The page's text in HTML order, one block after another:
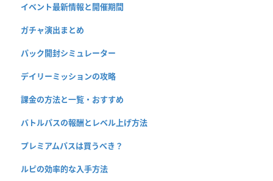
イベント最新情報と開催期間
ガチャ演出まとめ
パック開封シミュレーター
デイリーミッションの攻略
課金の方法と一覧・おすすめ
バトルパスの報酬とレベル上げ方法
プレミアムパスは買うべき？
ルピの効率的な入手方法